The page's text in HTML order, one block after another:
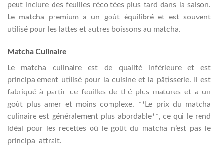
peut inclure des feuilles récoltées plus tard dans la saison.
Le matcha premium a un goût équilibré et est souvent
utilisé pour les lattes et autres boissons au matcha.
Matcha Culinaire
Le matcha culinaire est de qualité inférieure et est
principalement utilisé pour la cuisine et la pâtisserie. Il est
fabriqué à partir de feuilles de thé plus matures et a un
goût plus amer et moins complexe. **Le prix du matcha
culinaire est généralement plus abordable**, ce qui le rend
idéal pour les recettes où le goût du matcha n’est pas le
principal attrait.